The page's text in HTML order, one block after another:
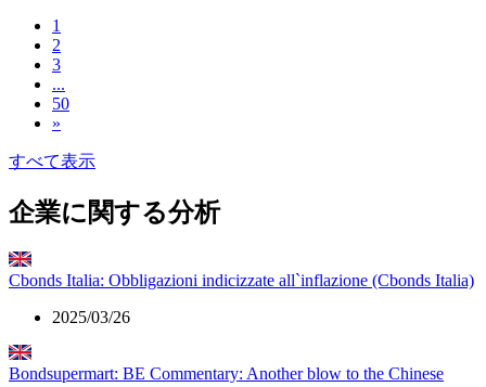
1
2
3
...
50
»
すべて表示
企業に関する分析
Cbonds Italia: Obbligazioni indicizzate all`inflazione (Cbonds Italia)
2025/03/26
Bondsupermart: BE Commentary: Another blow to the Chinese